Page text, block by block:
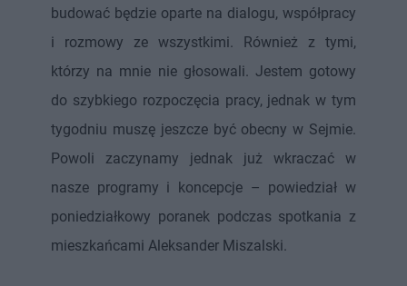
budować będzie oparte na dialogu, współpracy
i rozmowy ze wszystkimi. Również z tymi,
którzy na mnie nie głosowali. Jestem gotowy
do szybkiego rozpoczęcia pracy, jednak w tym
tygodniu muszę jeszcze być obecny w Sejmie.
Powoli zaczynamy jednak już wkraczać w
nasze programy i koncepcje – powiedział w
poniedziałkowy poranek podczas spotkania z
mieszkańcami Aleksander Miszalski.